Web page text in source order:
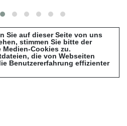
Sie auf dieser Seite von uns
stimmen Sie bitte der
Medien-Cookies zu.
die von Webseiten
Benutzererfahrung effizienter